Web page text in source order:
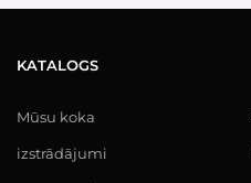
KATALOGS
Mūsu koka
izstrādājumi